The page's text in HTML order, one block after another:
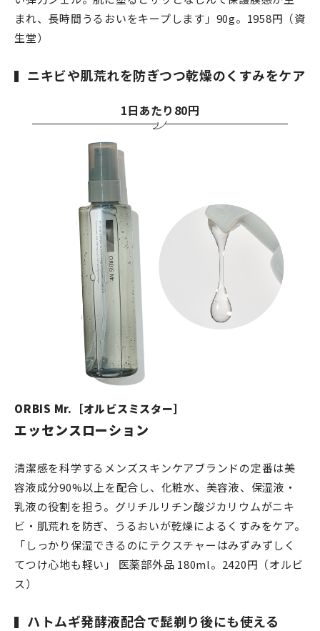
まれ、長時間うるおいをキープします」90g。1958円（資
生堂）
ニキビや肌荒れを防ぎつつ乾燥のくすみをケア
1日あたり80円
ORBIS Mr.［オルビスミスター］
エッセンスローション
清潔感を科学するメンズスキンケアブランドの定番は美
容液成分90%以上を配合し、化粧水、美容液、保湿液・
乳液の役割を担う。グリチルリチン酸ジカリウムがニキ
ビ・肌荒れを防ぎ、うるおいが乾燥によるくすみをケア。
「しっかり保湿できるのにテクスチャーはみずみずしく
てつけ心地も軽い」 医薬部外品 180ml。2420円（オルビ
ス）
ハトムギ発酵液配合で髭剃り後にも使える